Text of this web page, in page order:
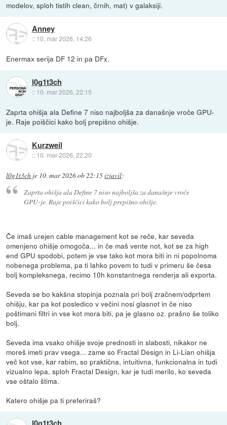
modelov, sploh tistih clean, črnih, mat) v galaksiji.
Anney
:: 10. mar 2026, 14:26
Enermax serija DF 12 in pa DFx.
l0g1t3ch
:: 10. mar 2026, 22:15
Zaprta ohišja ala Define 7 niso najboljša za današnje vroče GPU-
je. Raje poiščici kako bolj prepišno ohišje.
Kurzweil
:: 10. mar 2026, 22:20
l0g1t3ch je 10. mar 2026 ob 22:15izjavil:
Zaprta ohišja ala Define 7 niso najboljša za današnje vroče
GPU-je. Raje poiščici kako bolj prepišno ohišje.
Če imaš urejen cable management kot se reče, kar seveda
omenjeno ohišje omogoča... in če maš vente not, kot se za high
end GPU spodobi, potem je vse tako kot mora biti in ni popolnoma
nobenega problema, pa ti lahko povem to tudi v primeru še česa
bolj kompleksnega, recimo 10h konstantnega renderja ali exporta.
Seveda se bo kakšna stopinja poznala pri bolj zračnem/odprtem
ohišju, kar pa kot posledico v večini nosi glasnot in če niso
poštimani filtri in vse kot mora biti, pa je glasno oz. prašno še toliko
bolj.
Seveda ima vsako ohišje svoje prednosti in slabosti, nikakor ne
moreš imeti prav vsega... zame so Fractal Design in Li-Lian ohišja
več kot vse, kar rabim, so praktična, intuitivna, funkcionalna in tudi
vizualno lepa, sploh Fractal Design, kar je tudi merilo, ko seveda
vse oštalo štima.
Katero ohišje pa ti preferiraš?